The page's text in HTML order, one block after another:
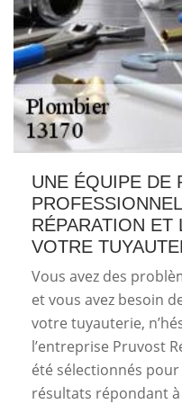
UNE ÉQUIPE DE
RÉPARATION ET
VOTRE
Vous avez des
et vous avez besoin
votre tuyauterie,
l’entreprise Pruvost
été sélectionnés
résultats répondant